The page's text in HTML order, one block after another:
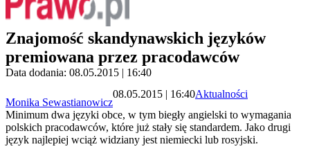
Znajomość skandynawskich języków
premiowana przez pracodawców
Data dodania: 08.05.2015 | 16:40
Monika Sewastianowicz
08.05.2015 | 16:40Aktualności
Minimum dwa języki obce, w tym biegły angielski to wymagania
polskich pracodawców, które już stały się standardem. Jako drugi
język najlepiej wciąż widziany jest niemiecki lub rosyjski.